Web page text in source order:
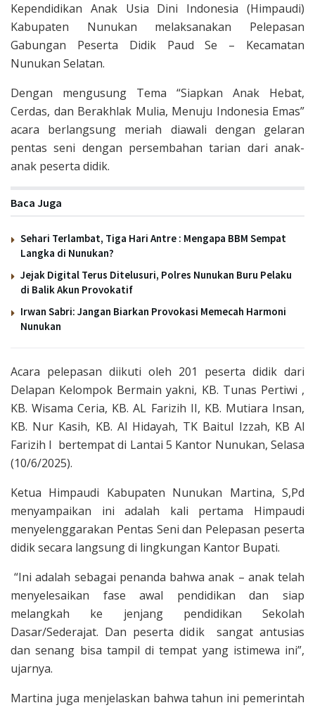
Kependidikan Anak Usia Dini Indonesia (Himpaudi)
Kabupaten Nunukan melaksanakan Pelepasan
Gabungan Peserta Didik Paud Se – Kecamatan
Nunukan Selatan.
Dengan mengusung Tema “Siapkan Anak Hebat,
Cerdas, dan Berakhlak Mulia, Menuju Indonesia Emas”
acara berlangsung meriah diawali dengan gelaran
pentas seni dengan persembahan tarian dari anak-
anak peserta didik.
Baca Juga
Sehari Terlambat, Tiga Hari Antre : Mengapa BBM Sempat
Langka di Nunukan?
Jejak Digital Terus Ditelusuri, Polres Nunukan Buru Pelaku
di Balik Akun Provokatif
Irwan Sabri: Jangan Biarkan Provokasi Memecah Harmoni
Nunukan
Acara pelepasan diikuti oleh 201 peserta didik dari
Delapan Kelompok Bermain yakni, KB. Tunas Pertiwi ,
KB. Wisama Ceria, KB. AL Farizih II, KB. Mutiara Insan,
KB. Nur Kasih, KB. Al Hidayah, TK Baitul Izzah, KB Al
Farizih I bertempat di Lantai 5 Kantor Nunukan, Selasa
(10/6/2025).
Ketua Himpaudi Kabupaten Nunukan Martina, S,Pd
menyampaikan ini adalah kali pertama Himpaudi
menyelenggarakan Pentas Seni dan Pelepasan peserta
didik secara langsung di lingkungan Kantor Bupati.
“Ini adalah sebagai penanda bahwa anak – anak telah
menyelesaikan fase awal pendidikan dan siap
melangkah ke jenjang pendidikan Sekolah
Dasar/Sederajat. Dan peserta didik sangat antusias
dan senang bisa tampil di tempat yang istimewa ini”,
ujarnya.
Martina juga menjelaskan bahwa tahun ini pemerintah